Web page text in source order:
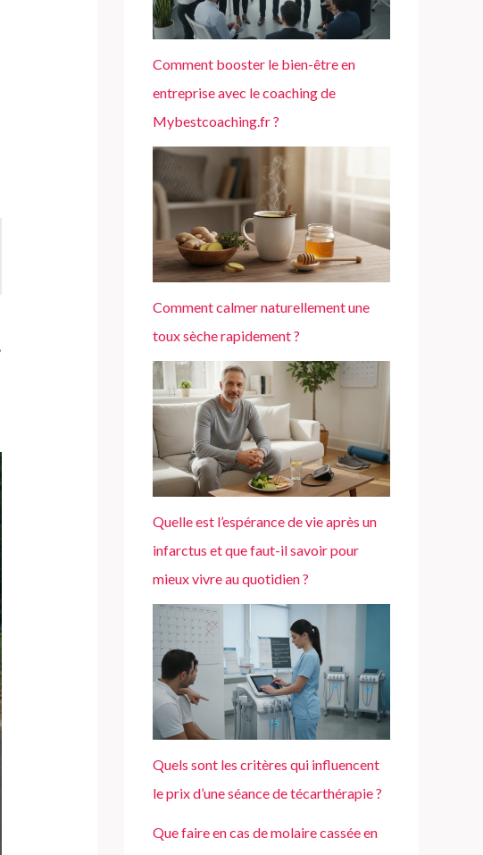
Comment booster le bien-être en
entreprise avec le coaching de
Mybestcoaching.fr ?
Comment calmer naturellement une
toux sèche rapidement ?
Quelle est l’espérance de vie après un
infarctus et que faut-il savoir pour
mieux vivre au quotidien ?
Quels sont les critères qui influencent
le prix d’une séance de técarthérapie ?
Que faire en cas de molaire cassée en